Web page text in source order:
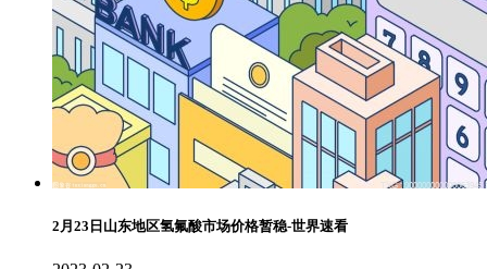
2月23日山东地区氢氟酸市场价格暂稳-世界速看